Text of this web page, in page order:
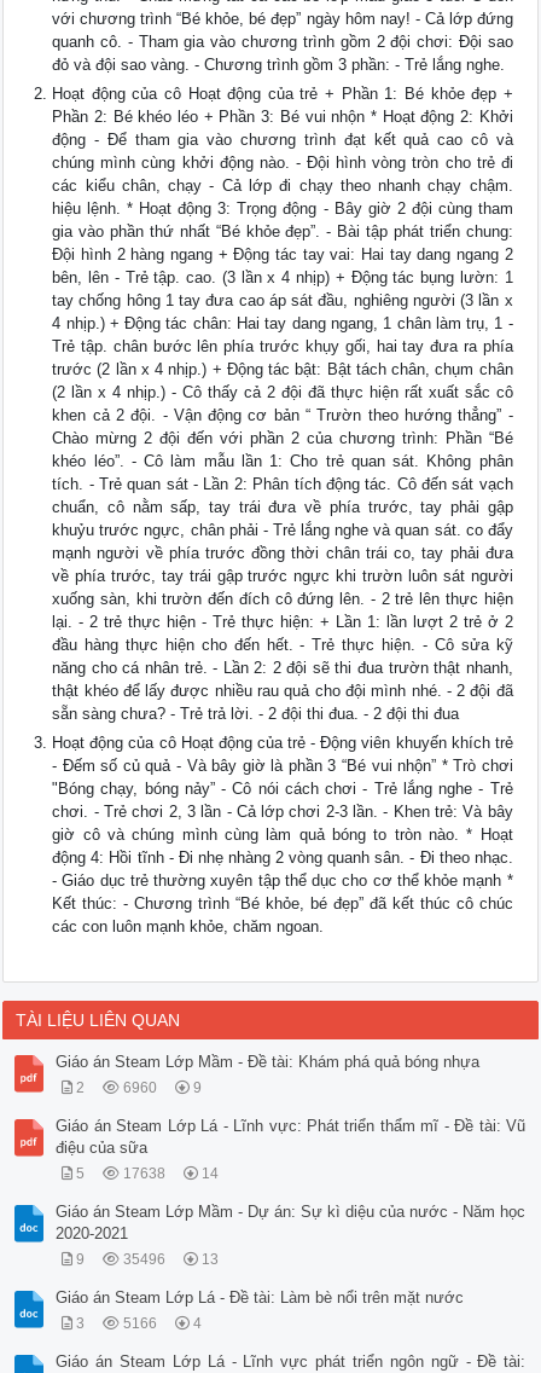
với chương trình “Bé khỏe, bé đẹp” ngày hôm nay! - Cả lớp đứng
quanh cô. - Tham gia vào chương trình gồm 2 đội chơi: Đội sao
đỏ và đội sao vàng. - Chương trình gồm 3 phần: - Trẻ lắng nghe.
Hoạt động của cô Hoạt động của trẻ + Phần 1: Bé khỏe đẹp +
Phần 2: Bé khéo léo + Phần 3: Bé vui nhộn * Hoạt động 2: Khởi
động - Để tham gia vào chương trình đạt kết quả cao cô và
chúng mình cùng khởi động nào. - Đội hình vòng tròn cho trẻ đi
các kiểu chân, chạy - Cả lớp đi chạy theo nhanh chạy chậm.
hiệu lệnh. * Hoạt động 3: Trọng động - Bây giờ 2 đội cùng tham
gia vào phần thứ nhất “Bé khỏe đẹp”. - Bài tập phát triển chung:
Đội hình 2 hàng ngang + Động tác tay vai: Hai tay dang ngang 2
bên, lên - Trẻ tập. cao. (3 lần x 4 nhịp) + Động tác bụng lườn: 1
tay chống hông 1 tay đưa cao áp sát đầu, nghiêng người (3 lần x
4 nhịp.) + Động tác chân: Hai tay dang ngang, 1 chân làm trụ, 1 -
Trẻ tập. chân bước lên phía trước khụy gối, hai tay đưa ra phía
trước (2 lần x 4 nhịp.) + Động tác bật: Bật tách chân, chụm chân
(2 lần x 4 nhịp.) - Cô thấy cả 2 đội đã thực hiện rất xuất sắc cô
khen cả 2 đội. - Vận động cơ bản “ Trườn theo hướng thẳng” -
Chào mừng 2 đội đến với phần 2 của chương trình: Phần “Bé
khéo léo”. - Cô làm mẫu lần 1: Cho trẻ quan sát. Không phân
tích. - Trẻ quan sát - Lần 2: Phân tích động tác. Cô đến sát vạch
chuẩn, cô nằm sấp, tay trái đưa về phía trước, tay phải gập
khuỷu trước ngực, chân phải - Trẻ lắng nghe và quan sát. co đẩy
mạnh người về phía trước đồng thời chân trái co, tay phải đưa
về phía trước, tay trái gập trước ngực khi trườn luôn sát người
xuống sàn, khi trườn đến đích cô đứng lên. - 2 trẻ lên thực hiện
lại. - 2 trẻ thực hiện - Trẻ thực hiện: + Lần 1: lần lượt 2 trẻ ở 2
đầu hàng thực hiện cho đến hết. - Trẻ thực hiện. - Cô sửa kỹ
năng cho cá nhân trẻ. - Lần 2: 2 đội sẽ thi đua trườn thật nhanh,
thật khéo để lấy được nhiều rau quả cho đội mình nhé. - 2 đội đã
sẵn sàng chưa? - Trẻ trả lời. - 2 đội thi đua. - 2 đội thi đua
Hoạt động của cô Hoạt động của trẻ - Động viên khuyến khích trẻ
- Đếm số củ quả - Và bây giờ là phần 3 “Bé vui nhộn” * Trò chơi
"Bóng chạy, bóng nảy” - Cô nói cách chơi - Trẻ lắng nghe - Trẻ
chơi. - Trẻ chơi 2, 3 lần - Cả lớp chơi 2-3 lần. - Khen trẻ: Và bây
giờ cô và chúng mình cùng làm quả bóng to tròn nào. * Hoạt
động 4: Hồi tĩnh - Đi nhẹ nhàng 2 vòng quanh sân. - Đi theo nhạc.
- Giáo dục trẻ thường xuyên tập thể dục cho cơ thể khỏe mạnh *
Kết thúc: - Chương trình “Bé khỏe, bé đẹp” đã kết thúc cô chúc
các con luôn mạnh khỏe, chăm ngoan.
TÀI LIỆU LIÊN QUAN
Giáo án Steam Lớp Mầm - Đề tài: Khám phá quả bóng nhựa
2 6960 9
Giáo án Steam Lớp Lá - Lĩnh vực: Phát triển thẩm mĩ - Đề tài: Vũ
điệu của sữa
5 17638 14
Giáo án Steam Lớp Mầm - Dự án: Sự kì diệu của nước - Năm học
2020-2021
9 35496 13
Giáo án Steam Lớp Lá - Đề tài: Làm bè nổi trên mặt nước
3 5166 4
Giáo án Steam Lớp Lá - Lĩnh vực phát triển ngôn ngữ - Đề tài: